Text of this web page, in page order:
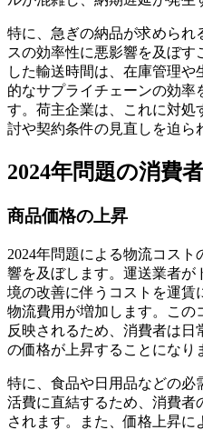
特に、急ぎの納品が求められ
スの効率性に悪影響を及ぼ
した輸送時間は、在庫管理
的なサプライチェーンの効率
す。荷主企業は、これに対処
討や契約条件の見直しを迫ら
2024年問題の消費
商品価格の上昇
2024年問題による物流コス
響を及ぼします。運送業者が
境の改善に伴うコストを運賃
物流費用が増加します。この
反映されるため、消費者は日
の価格が上昇することになり
特に、食品や日用品などの必
活費に直結するため、消費者
されます。また、価格上昇に